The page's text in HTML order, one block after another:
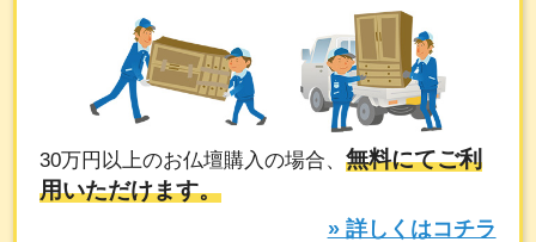
30万円以上のお仏壇購入の場合、無料にてご利
用いただけます。
» 詳しくはコチラ